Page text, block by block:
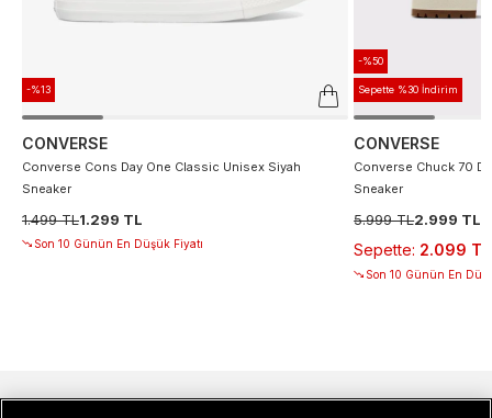
-%13
CONVERSE
Converse Cons Day One Classic Unisex Siyah
Sneaker
1.499 TL1.299 TL
Son 10 Günün En Düşük Fiyatı
-%50
Sepette %30 İndirim
CONVERSE
Converse Chuck 70
Sneaker
5.999 TL2.999 TL
Sepette: 2.099 TL
Son 10 Günün En